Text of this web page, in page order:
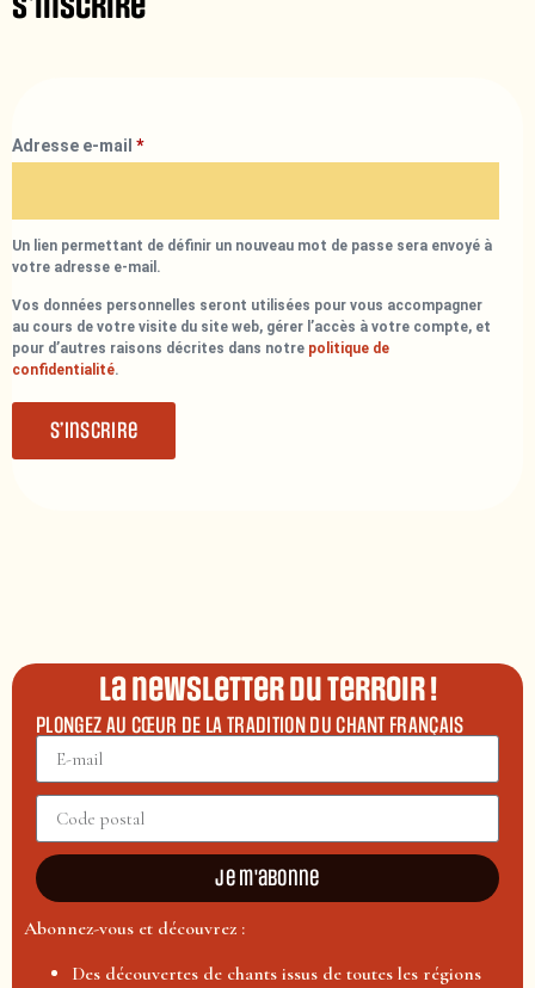
Adresse e-mail *
Un lien permettant de définir un nouveau mot de passe sera envoyé à
votre adresse e-mail.
Vos données personnelles seront utilisées pour vous accompagner
au cours de votre visite du site web, gérer l’accès à votre compte, et
pour d’autres raisons décrites dans notre politique de
confidentialité.
S’inscrire
La newsletter du terroir !
PLONGEZ AU CŒUR DE LA TRADITION DU CHANT FRANÇAIS
Je m'abonne
Abonnez-vous et découvrez :
Des découvertes de chants issus de toutes les régions